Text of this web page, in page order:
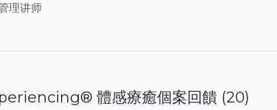
理讲师
體感療癒個案回饋 (20)